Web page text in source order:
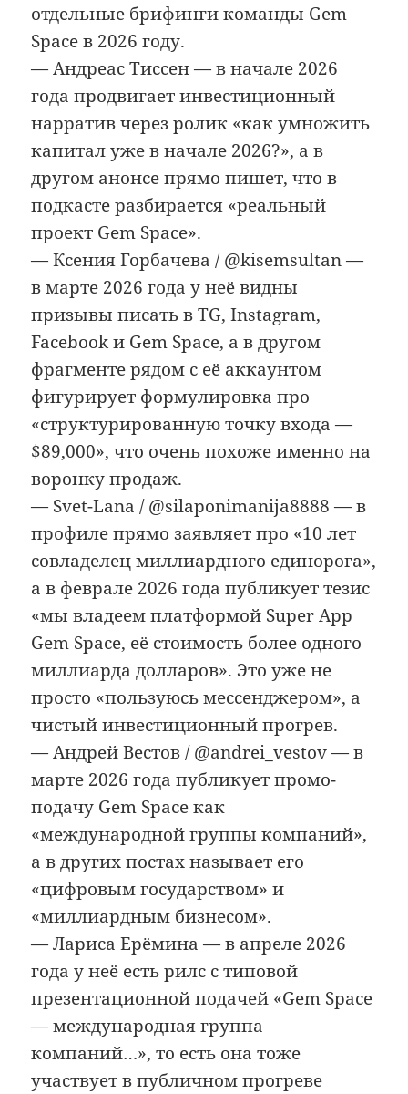
отдельные брифинги команды Gem
Space в 2026 году.
— Андреас Тиссен — в начале 2026
года продвигает инвестиционный
нарратив через ролик «как умножить
капитал уже в начале 2026?», а в
другом анонсе прямо пишет, что в
подкасте разбирается «реальный
проект Gem Space».
— Ксения Горбачева / @kisemsultan —
в марте 2026 года у неё видны
призывы писать в TG, Instagram,
Facebook и Gem Space, а в другом
фрагменте рядом с её аккаунтом
фигурирует формулировка про
«структурированную точку входа —
$89,000», что очень похоже именно на
воронку продаж.
— Svet-Lana / @silaponimanija8888 — в
профиле прямо заявляет про «10 лет
совладелец миллиардного единорога»,
а в феврале 2026 года публикует тезис
«мы владеем платформой Super App
Gem Space, её стоимость более одного
миллиарда долларов». Это уже не
просто «пользуюсь мессенджером», а
чистый инвестиционный прогрев.
— Андрей Вестов / @andrei_vestov — в
марте 2026 года публикует промо-
подачу Gem Space как
«международной группы компаний»,
а в других постах называет его
«цифровым государством» и
«миллиардным бизнесом».
— Лариса Ерёмина — в апреле 2026
года у неё есть рилс с типовой
презентационной подачей «Gem Space
— международная группа
компаний…», то есть она тоже
участвует в публичном прогреве